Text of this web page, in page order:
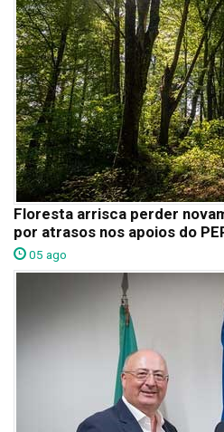
Floresta arrisca perder
por atrasos nos apoios do
05 ago